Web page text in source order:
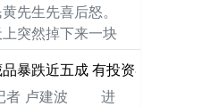
钱币从发行流通
再到收藏投资这
着
先生先喜后怒。
突然掉下来一块
中了他，喜出望外
了当，花上千元
谓的“纪念金
品暴跌近五成 有投资者认为币市
者 卢建波 进